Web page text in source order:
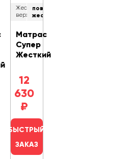
Жесткость
верх
повышенной
жесткости
Матрас
Супер
Жесткий
12
630
₽
БЫСТРЫЙ
ЗАКАЗ